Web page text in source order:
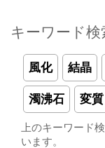
キーワード検
風化 結晶
濁沸石 変質
上のキーワード
います。